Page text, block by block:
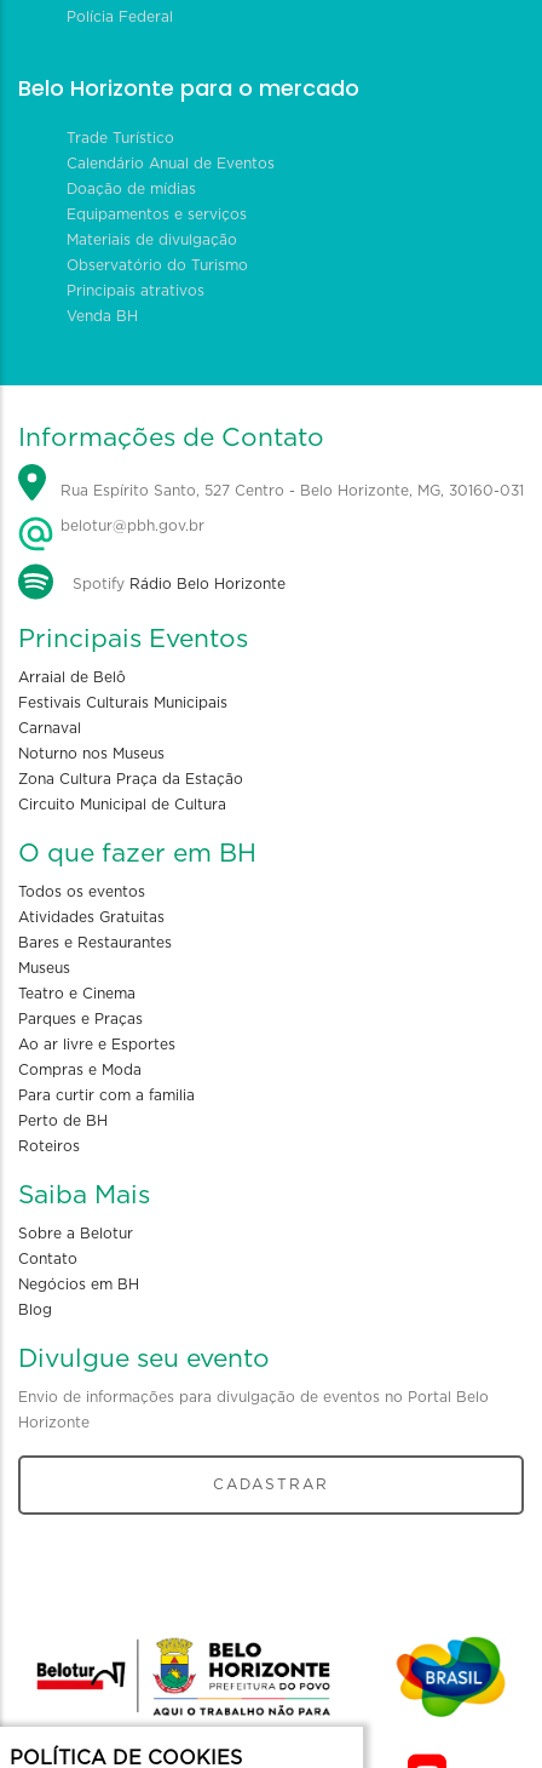
Polícia Federal
Belo Horizonte para o mercado
Trade Turístico
Calendário Anual de Eventos
Doação de mídias
Equipamentos e serviços
Materiais de divulgação
Observatório do Turismo
Principais atrativos
Venda BH
Informações de Contato
Rua Espírito Santo, 527 Centro - Belo Horizonte, MG, 30160-031
belotur@pbh.gov.br
Spotify Rádio Belo Horizonte
Principais Eventos
Arraial de Belô
Festivais Culturais Municipais
Carnaval
Noturno nos Museus
Zona Cultura Praça da Estação
Circuito Municipal de Cultura
O que fazer em BH
Todos os eventos
Atividades Gratuitas
Bares e Restaurantes
Museus
Teatro e Cinema
Parques e Praças
Ao ar livre e Esportes
Compras e Moda
Para curtir com a familia
Perto de BH
Roteiros
Saiba Mais
Sobre a Belotur
Contato
Negócios em BH
Blog
Divulgue seu evento
Envio de informações para divulgação de eventos no Portal Belo
Horizonte
CADASTRAR
POLÍTICA DE COOKIES